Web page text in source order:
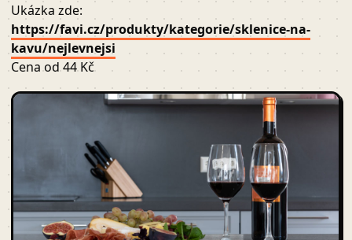
Ukázka zde:
https://favi.cz/produkty/kategorie/sklenice-na-
kavu/nejlevnejsi
Cena od 44 Kč